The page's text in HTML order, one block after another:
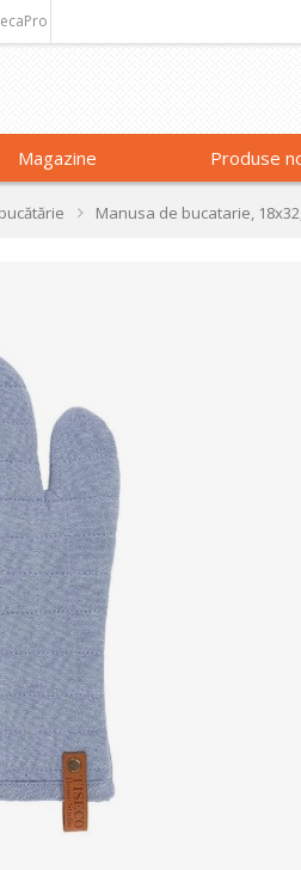
Magazine Produse
Manusa de bucatarie,